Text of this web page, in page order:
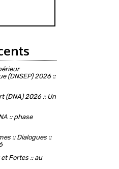
(DNSEP) 2026 ::
(DNA) 2026 :: Un
:: phase
:: Dialogues ::
Fortes :: au